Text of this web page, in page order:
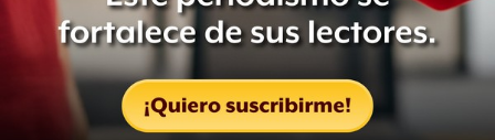
“Los partidos están usando bots, pagan a gente para
simular conversaciones cuando los ciudadanos, si ven un
tema que realmente les importa, como es el país que no
desean, salen espontáneamente sin necesidad de que
nadie los acarré.